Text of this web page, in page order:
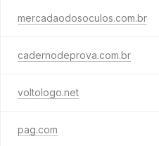
mercadaodosoculos.com.br
cadernodeprova.com.br
voltologo.net
pag.com